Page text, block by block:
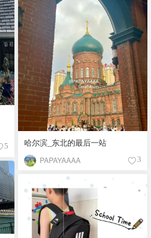
5 哈尔滨_东北的最后一站
PAPAYAAAA 3